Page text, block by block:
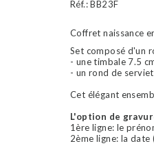
Réf.:BB23F
Coffret naissance
Set composé d'un
- une timbale 7.5
- un rond de
Cet élégant
L'option de
1ère ligne: le
2ème ligne: la